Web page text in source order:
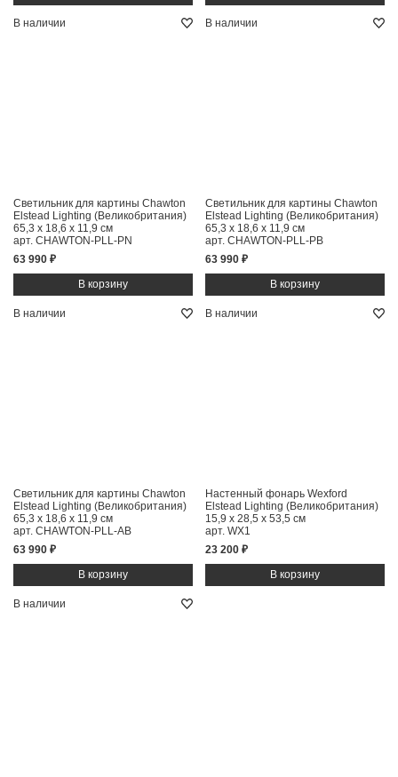
В наличии
Светильник для картины Chawton
Elstead Lighting (Великобритания)
65,3 x 18,6 x 11,9 см
арт. CHAWTON-PLL-PN
63 990 ₽
В наличии
Светильник для картины Chawton
Elstead Lighting (Великобритания)
65,3 x 18,6 x 11,9 см
арт. CHAWTON-PLL-PB
63 990 ₽
В наличии
Светильник для картины Chawton
Elstead Lighting (Великобритания)
65,3 x 18,6 x 11,9 см
арт. CHAWTON-PLL-AB
63 990 ₽
В наличии
Настенный фонарь Wexford
Elstead Lighting (Великобритания)
15,9 x 28,5 x 53,5 см
арт. WX1
23 200 ₽
В наличии